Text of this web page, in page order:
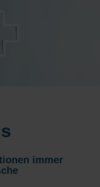
immer